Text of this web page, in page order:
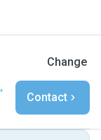
Change
Contact